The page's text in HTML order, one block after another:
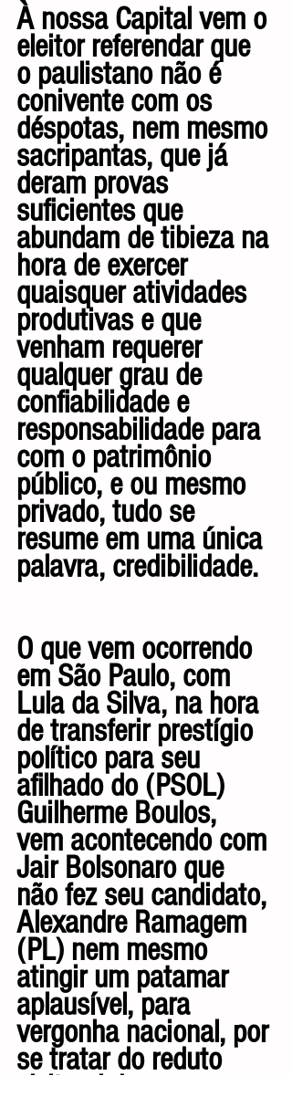
À nossa Capital vem o
eleitor referendar que
o paulistano não é
conivente com os
déspotas, nem mesmo
sacripantas, que já
deram provas
suficientes que
abundam de tibieza na
hora de exercer
quaisquer atividades
produtivas e que
venham requerer
qualquer grau de
confiabilidade e
responsabilidade para
com o patrimônio
público, e ou mesmo
privado, tudo se
resume em uma única
palavra, credibilidade.
O que vem ocorrendo
em São Paulo, com
Lula da Silva, na hora
de transferir prestígio
político para seu
afilhado do (PSOL)
Guilherme Boulos,
vem acontecendo com
Jair Bolsonaro que
não fez seu candidato,
Alexandre Ramagem
(PL) nem mesmo
atingir um patamar
aplausível, para
vergonha nacional, por
se tratar do reduto
eleitoral do ex-